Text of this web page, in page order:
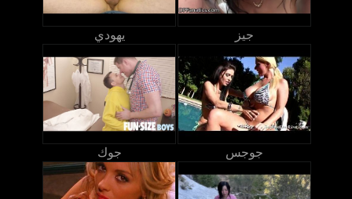
يهودي جيز
جوك جوجس